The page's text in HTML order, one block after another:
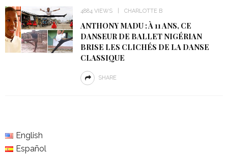
4884 VIEWS CHARLOTTE B
ANTHONY MADU : À 11 ANS, CE
DANSEUR DE BALLET NIGÉRIAN
BRISE LES CLICHÉS DE LA DANSE
CLASSIQUE
SHARE
English
Español